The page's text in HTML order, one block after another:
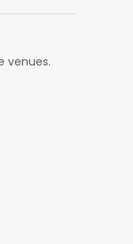
venues.